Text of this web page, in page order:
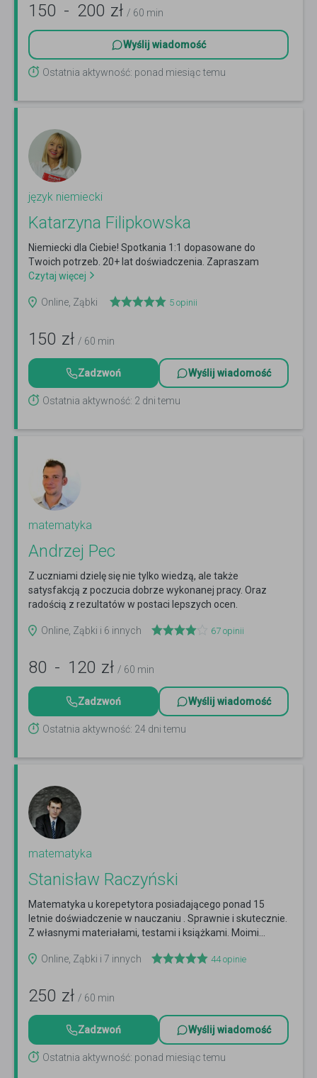
150 - 200 zł / 60 min
Wyślij wiadomość
Ostatnia aktywność: ponad miesiąc temu
język niemiecki
Katarzyna Filipkowska
Niemiecki dla Ciebie! Spotkania 1:1 dopasowane do
Twoich potrzeb. 20+ lat doświadczenia. Zapraszam
Czytaj więcej
Online, Ząbki 5 opinii
150 zł / 60 min
Zadzwoń Wyślij wiadomość
Ostatnia aktywność: 2 dni temu
matematyka
Andrzej Pec
Z uczniami dzielę się nie tylko wiedzą, ale także
satysfakcją z poczucia dobrze wykonanej pracy. Oraz
radością z rezultatów w postaci lepszych ocen.
Online, Ząbki i 6 innych
67 opinii
80 - 120 zł / 60 min
Zadzwoń Wyślij wiadomość
Ostatnia aktywność: 24 dni temu
matematyka
Stanisław Raczyński
Matematyka u korepetytora posiadającego ponad 15
letnie doświadczenie w nauczaniu . Sprawnie i skutecznie.
Z własnymi materiałami, testami i książkami. Moimi...
Online, Ząbki i 7 innych
44opinie
250 zł / 60 min
Zadzwoń Wyślij wiadomość
Ostatnia aktywność: ponad miesiąc temu